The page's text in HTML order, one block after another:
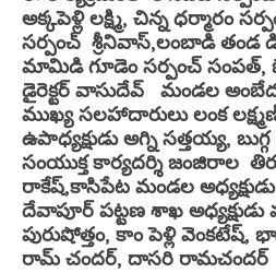
అక్కపెళ్లి లక్ష్మి, చిన్న ధర్మారం
సర్పంచ్ శ్రీనివాస్,లంబాడి తండ
మామిడి గూడెం సర్పంచ్ సంపత్,
డైరెక్టర్ వాసుదేవ్ మండల
ముఖ్య సలహాదారులు లంక
ఉపాధ్యక్షుడు అగ్ని సత్తయ్య,
సంయుక్త కార్యదర్శి జంజిరాల
రాకేష్,కాసిపేట మండల
దేవాపూర్ పట్టణ శాఖ
పురుషోత్తం, కాం పెళ్లి
రామ్ చందర్, దాసరి రామచందర్